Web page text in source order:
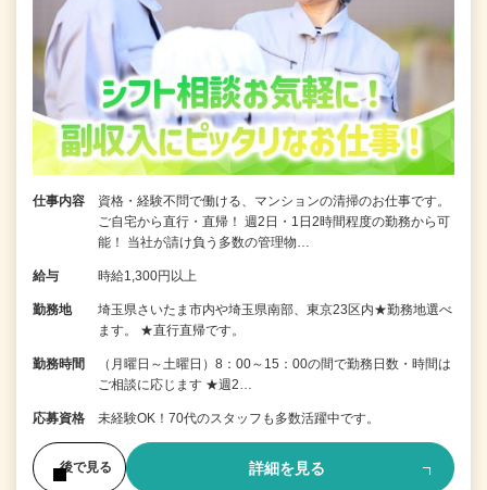
仕事内容
資格・経験不問で働ける、マンションの清掃のお仕事です。
ご自宅から直行・直帰！ 週2日・1日2時間程度の勤務から可
能！ 当社が請け負う多数の管理物…
給与 時給1,300円以上
勤務地
埼玉県さいたま市内や埼玉県南部、東京23区内★勤務地選べ
ます。 ★直行直帰です。
勤務時間
（月曜日～土曜日）8：00～15：00の間で勤務日数・時間は
ご相談に応じます ★週2…
応募資格 未経験OK！70代のスタッフも多数活躍中です。
後で見る 詳細を見る